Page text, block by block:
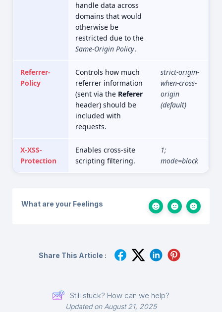
handle data across
domains that would
otherwise be
restricted due to the
Same-Origin Policy.
Referrer-
Policy
Controls how much
referrer information
(sent via the Referer
header) should be
included with
requests.
strict-origin-
when-cross-
origin
(default)
X-XSS-
Protection
Enables cross-site
scripting filtering.
1;
mode=block
What are your Feelings
Share This Article :
Still stuck? How can we help?
Updated on August 21, 2025